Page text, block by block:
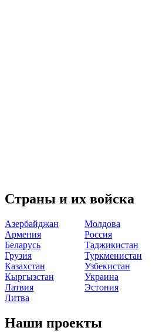
Страны и их войска
Азербайджан
Армения
Беларусь
Грузия
Казахстан
Кыргызстан
Латвия
Литва
Молдова
Россия
Таджикистан
Туркменистан
Узбекистан
Украина
Эстония
Наши проекты